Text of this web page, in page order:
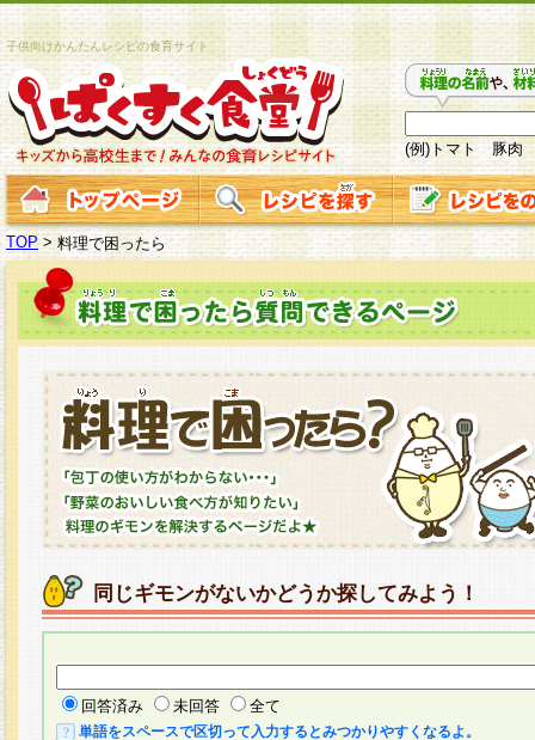
子供向けかんたんレシピの食育サイト
(例)トマト 豚肉
TOP >料理で困ったら
同じギモンがないかどうか探してみよう！
回答済み 未回答 全て
単語をスペースで区切って入力するとみつかりやすくなるよ。